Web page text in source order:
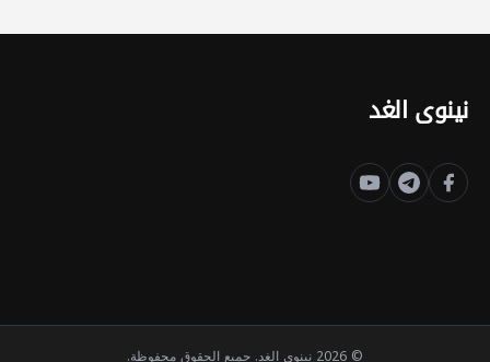
نينوى الغد
© 2026 نينوى الغد. جميع الحقوق محفوظة.